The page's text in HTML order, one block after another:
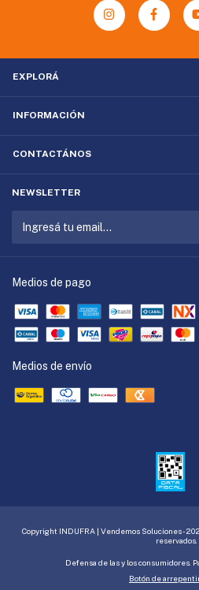
EXPLORÁ
INFORMACIÓN
CONTACTÁNOS
NEWSLETTER
Medios de pago
Medios de envío
Copyright INDUFRA | Vendemos Soluciones -
reservados.
Defensa de las y los consumidores.
Botón de